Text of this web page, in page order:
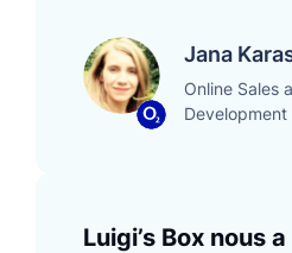
Jana
Online Sales
Luigi’s Box nous